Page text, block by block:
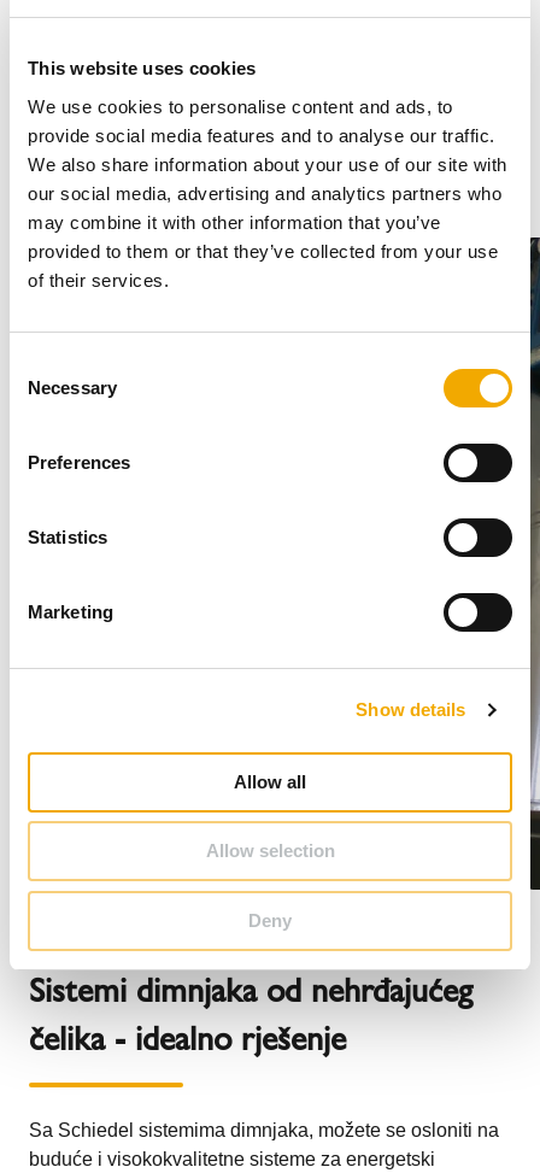
This website uses cookies
We use cookies to personalise content and ads, to
provide social media features and to analyse our traffic.
We also share information about your use of our site with
our social media, advertising and analytics partners who
may combine it with other information that you’ve
provided to them or that they’ve collected from your use
of their services.
Necessary
Preferences
Statistics
Marketing
Show details
Allow all
Allow selection
Deny
Reference
1/2
Sistemi dimnjaka od nehrđajućeg
čelika - idealno rješenje
Sa Schiedel sistemima dimnjaka, možete se osloniti na
buduće i visokokvalitetne sisteme za energetski